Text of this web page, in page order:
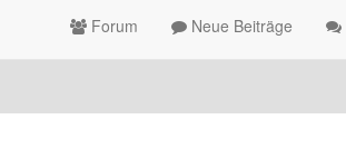
Forum Neue Beiträge